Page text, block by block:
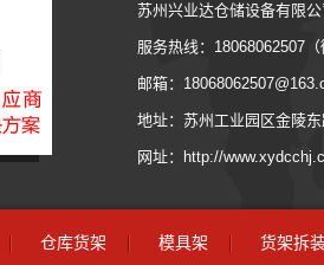
苏州兴业达仓储设备有限
服务热线：18068062507
邮箱：
地址：苏州工业园区金陵
网址：http://
仓库货架 模具架 货架拆